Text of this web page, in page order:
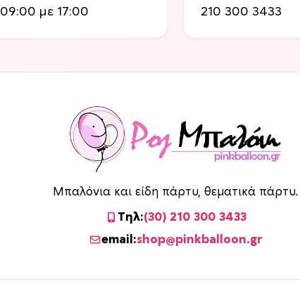
09:00 με 17:00 210 300 3433
Μπαλόνια και είδη πάρτυ, θεματικά πάρτυ.
Τηλ:(30) 210 300 3433
email:shop@pinkballoon.gr